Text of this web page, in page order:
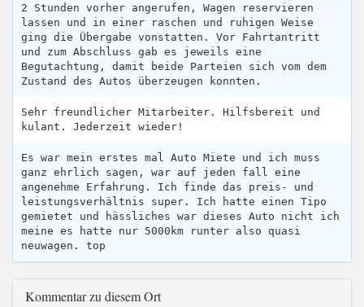
2 Stunden vorher angerufen, Wagen reservieren
lassen und in einer raschen und ruhigen Weise
ging die Übergabe vonstatten. Vor Fahrtantritt
und zum Abschluss gab es jeweils eine
Begutachtung, damit beide Parteien sich vom dem
Zustand des Autos überzeugen konnten.
Sehr freundlicher Mitarbeiter. Hilfsbereit und
kulant. Jederzeit wieder!
Es war mein erstes mal Auto Miete und ich muss
ganz ehrlich sagen, war auf jeden fall eine
angenehme Erfahrung. Ich finde das preis- und
leistungsverhältnis super. Ich hatte einen Tipo
gemietet und hässliches war dieses Auto nicht ich
meine es hatte nur 5000km runter also quasi
neuwagen. top
Kommentar zu diesem Ort